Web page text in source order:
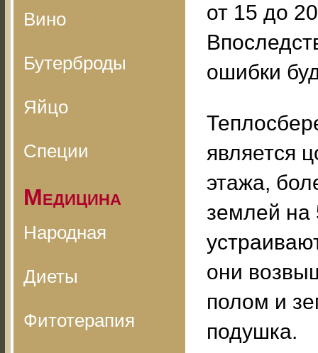
Вино
Бутерброды
Яйцо
Специи
Медицина
Народная
Диеты
Фитотерапия
от 15 до
ошибки
является
этажа,
землей на
они
полом и
подушка.